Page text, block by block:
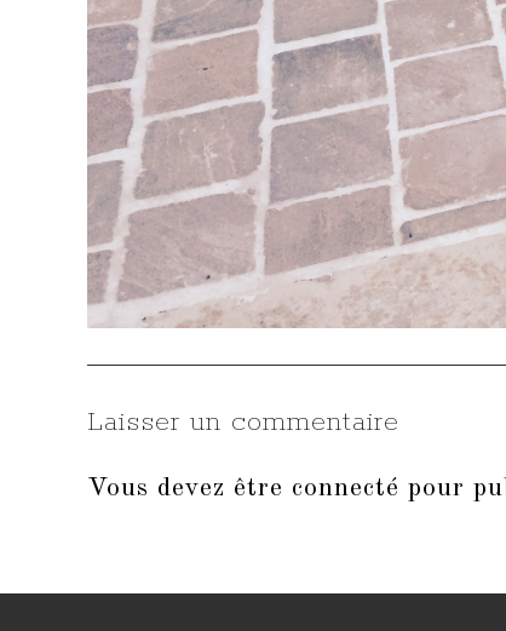
Laisser un commentaire
Vous devez être connecté pour